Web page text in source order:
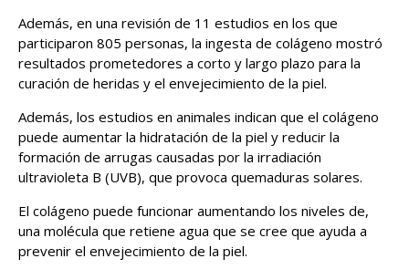
Además, en una revisión de 11 estudios en los que
participaron 805 personas, la ingesta de colágeno mostró
resultados prometedores a corto y largo plazo para la
curación de heridas y el envejecimiento de la piel.
Además, los estudios en animales indican que el colágeno
puede aumentar la hidratación de la piel y reducir la
formación de arrugas causadas por la irradiación
ultravioleta B (UVB), que provoca quemaduras solares.
El colágeno puede funcionar aumentando los niveles de,
una molécula que retiene agua que se cree que ayuda a
prevenir el envejecimiento de la piel.